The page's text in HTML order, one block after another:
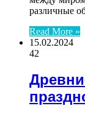
различные
Read More »
15.02.2024
42